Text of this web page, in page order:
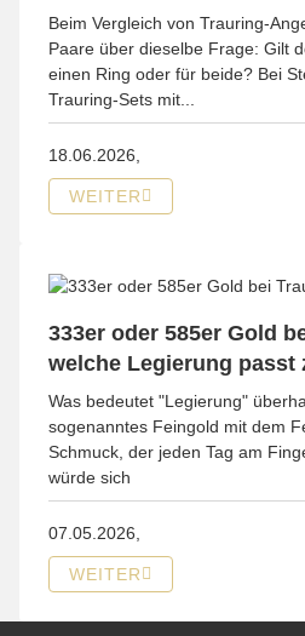
Beim Vergleich von Trauring-
Paare über dieselbe Frage: Gilt
einen Ring oder für beide? Bei
Trauring-Sets mit...
18.06.2026,
WEITER
333er oder 585er Gold
welche Legierung passt
Was bedeutet "Legierung"
sogenanntes Feingold mit dem
Schmuck, der jeden Tag am
würde sich
07.05.2026,
WEITER